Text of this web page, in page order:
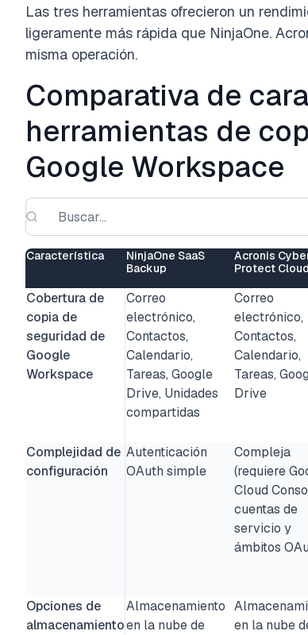
Las tres herramientas ofrecieron un
ligeramente más rápida que NinjaOne.
misma operación.
Comparativa de
herramientas de
Google Workspace
Característica
NinjaOne SaaS
Backup
Acronis
Protect Cloud
Cobertura de
copia de
seguridad de
Google
Workspace
Correo
electrónico,
Contactos,
Calendario,
Tareas, Google
Drive, Unidades
compartidas
Correo
electrónico,
Contactos,
Calendario,
Tareas,
Drive
Complejidad de
configuración
Autenticación
OAuth simple
Compleja
(requiere
Cloud
cuentas de
servicio y
ámbitos
Opciones de
almacenamiento
Almacenamiento
en la nube de
en la nube